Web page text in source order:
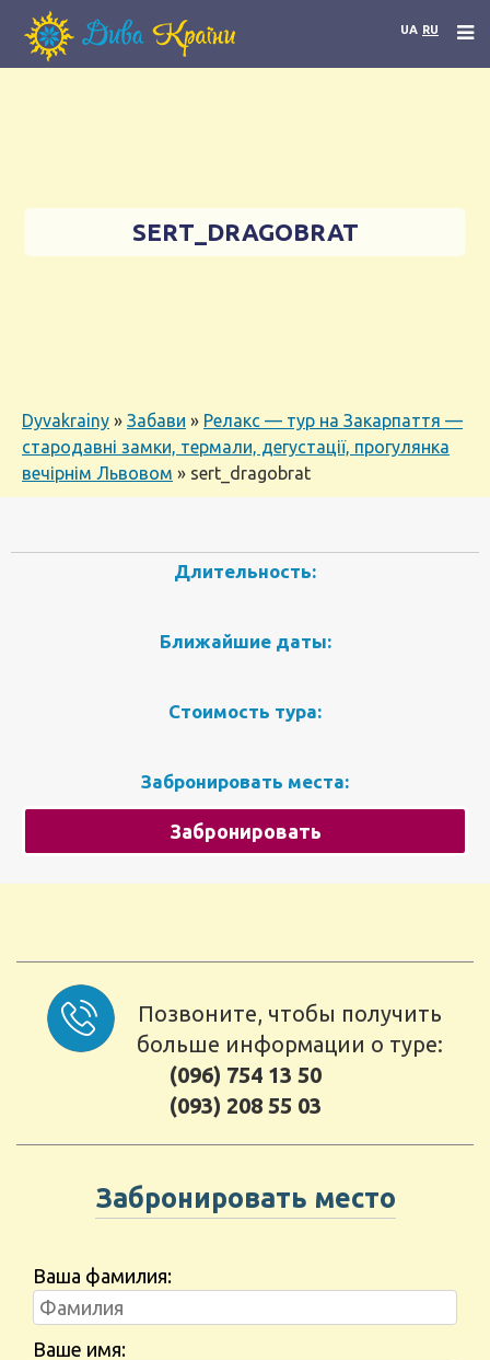
UA RU
SERT_DRAGOBRAT
Dyvakrainy » Забави » Релакс — тур на Закарпаття —
стародавні замки, термали, дегустації, прогулянка
вечірнім Львовом » sert_dragobrat
Длительность:
Ближайшие даты:
Стоимость тура:
Забронировать места:
Забронировать
Позвоните, чтобы получить
больше информации о туре:
(096) 754 13 50
(093) 208 55 03
Забронировать место
Ваша фамилия:
Ваше имя: